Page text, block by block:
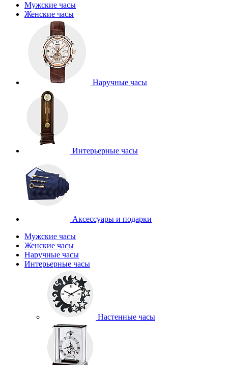
Мужские часы
Женские часы
Наручные часы
Интерьерные часы
Аксессуары и подарки
Мужские часы
Женские часы
Наручные часы
Интерьерные часы
Настенные часы